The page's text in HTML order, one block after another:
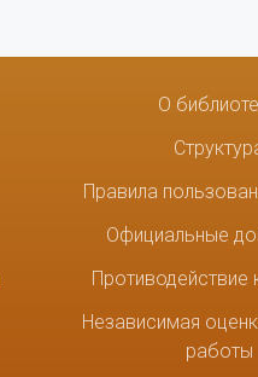
О
Правила
Официальные
Противодействие
Независимая
работы